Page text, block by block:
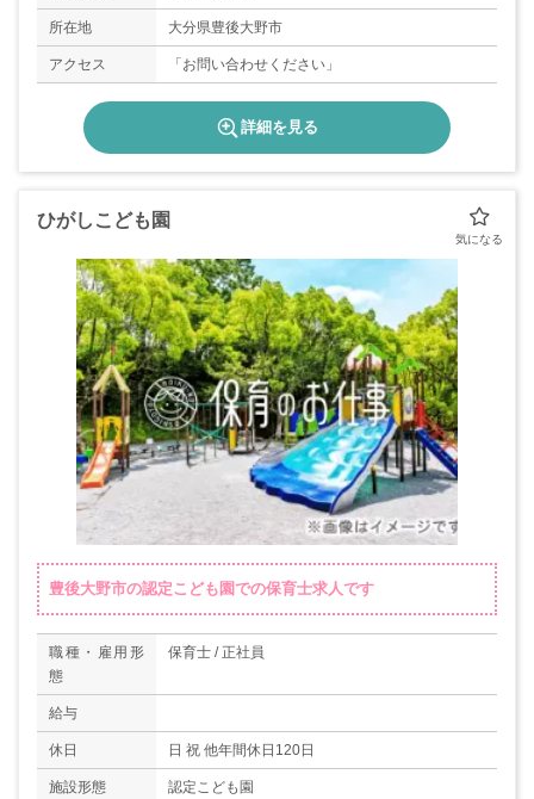
所在地 大分県豊後大野市
アクセス 「お問い合わせください」
詳細を見る
ひがしこども園
豊後大野市の認定こども園での保育士求人です
職種・雇用形
態
保育士 / 正社員
給与
休日 日 祝 他年間休日120日
施設形態 認定こども園